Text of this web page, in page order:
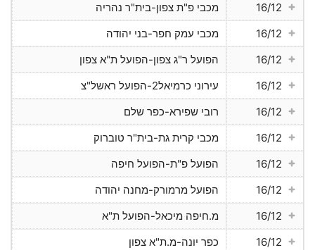
16/12
מכבי פ"ת צפון-בית"ר נהריה
16/12
מכבי עמק חפר-בני יהודה
16/12
הפועל ר"ג צפון-הפועל ת"א צפון
16/12
עירוני כרמיאל2-הפועל ראשל"צ
16/12
רובי שפירא-כפר שלם
16/12
מכבי קרית גת-בית"ר טוברוק
16/12
הפועל פ"ת-הפועל חיפה
16/12
הפועל מרמורק-מחנה יהודה
16/12
מ.חיפה מיכאל-הפועל ת"א
16/12
כפר יונה-מ.ת"א צפון